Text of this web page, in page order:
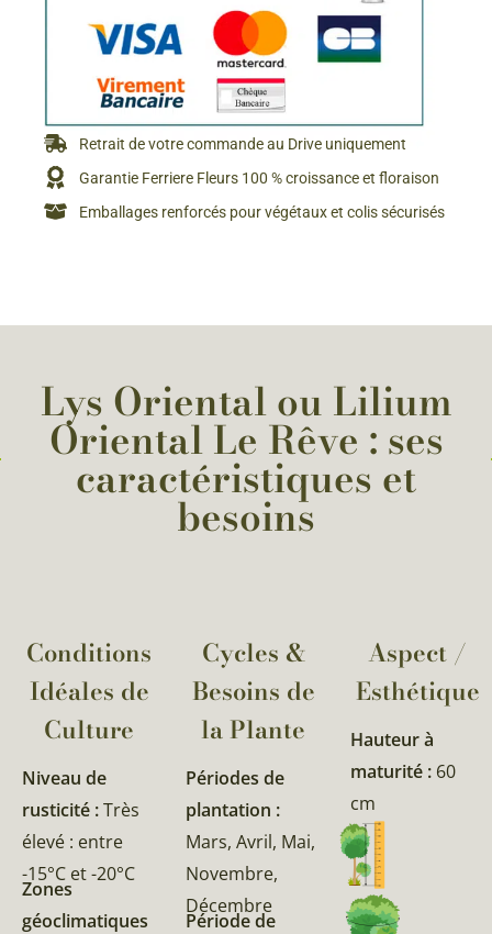
Retrait de votre commande au Drive uniquement
Garantie Ferriere Fleurs 100 % croissance et floraison
Emballages renforcés pour végétaux et colis sécurisés
Lys Oriental ou Lilium
Oriental Le Rêve : ses
caractéristiques et
besoins
Conditions
Idéales de
Culture
Niveau de
rusticité :Très
élevé : entre
-15°C et -20°C
Zones
géoclimatiques
Cycles &
Besoins de
la Plante​
Périodes de
plantation :
Mars, Avril, Mai,
Novembre,
Décembre
Période de
Aspect /
Esthétique
Hauteur à
maturité : 60
cm